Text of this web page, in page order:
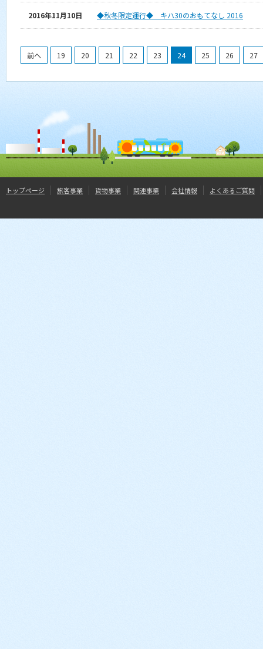
2016年11月10日 ◆秋冬限定運行◆ キハ30のおもてなし 2016
前へ 19 20 21 22 23 24 25 26 27
トップページ 旅客事業 貨物事業 関連事業 会社情報 よくあるご質問